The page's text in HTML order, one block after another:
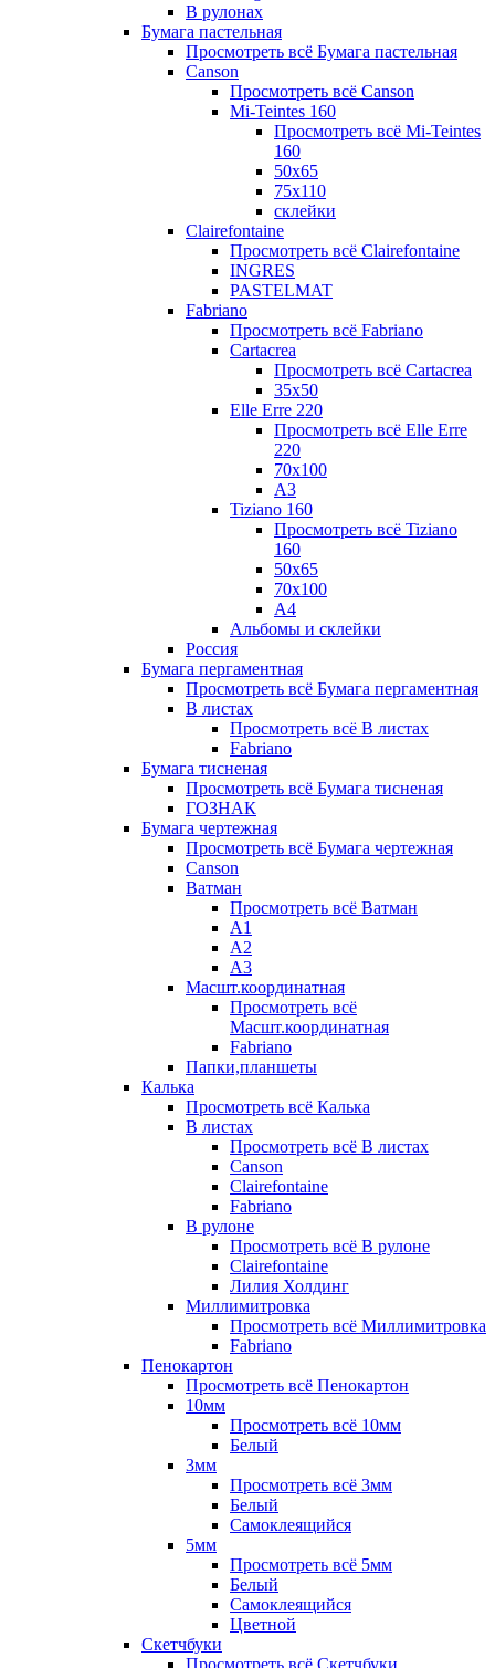
В рулонах
Бумага пастельная
Просмотреть всё Бумага пастельная
Canson
Просмотреть всё Canson
Mi-Teintes 160
Просмотреть всё Mi-Teintes
160
50х65
75х110
склейки
Clairefontaine
Просмотреть всё Clairefontaine
INGRES
PASTELMAT
Fabriano
Просмотреть всё Fabriano
Cartacrea
Просмотреть всё Cartacrea
35х50
Elle Erre 220
Просмотреть всё Elle Erre
220
70х100
А3
Tiziano 160
Просмотреть всё Tiziano
160
50х65
70х100
А4
Альбомы и склейки
Россия
Бумага пергаментная
Просмотреть всё Бумага пергаментная
В листах
Просмотреть всё В листах
Fabriano
Бумага тисненая
Просмотреть всё Бумага тисненая
ГОЗНАК
Бумага чертежная
Просмотреть всё Бумага чертежная
Canson
Ватман
Просмотреть всё Ватман
А1
А2
А3
Масшт.координатная
Просмотреть всё
Масшт.координатная
Fabriano
Папки,планшеты
Калька
Просмотреть всё Калька
В листах
Просмотреть всё В листах
Canson
Clairefontaine
Fabriano
В рулоне
Просмотреть всё В рулоне
Clairefontaine
Лилия Холдинг
Миллимитровка
Просмотреть всё Миллимитровка
Fabriano
Пенокартон
Просмотреть всё Пенокартон
10мм
Просмотреть всё 10мм
Белый
3мм
Просмотреть всё 3мм
Белый
Самоклеящийся
5мм
Просмотреть всё 5мм
Белый
Самоклеящийся
Цветной
Скетчбуки
Просмотреть всё Скетчбуки